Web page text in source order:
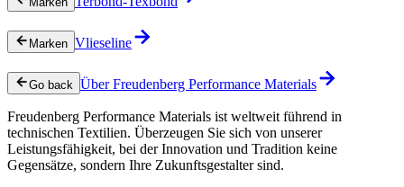
Marken Vlieseline
Go back Über Freudenberg Performance Materials
Freudenberg Performance Materials ist weltweit führend in
technischen Textilien. Überzeugen Sie sich von unserer
Leistungsfähigkeit, bei der Innovation und Tradition keine
Gegensätze, sondern Ihre Zukunftsgestalter sind.